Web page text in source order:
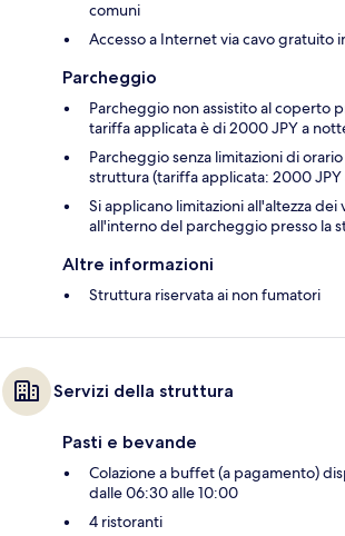
comuni
Accesso a Internet via cavo gratuito
Parcheggio
Parcheggio non assistito al coperto
tariffa applicata è di 2000 JPY a
Parcheggio senza limitazioni di
struttura (tariffa applicata: 2000 JPY
Si applicano limitazioni all'altezza dei
all'interno del parcheggio presso la
Altre informazioni
Struttura riservata ai non fumatori
Servizi della struttura
Pasti e bevande
Colazione a buffet (a pagamento)
dalle 06:30 alle 10:00
4 ristoranti